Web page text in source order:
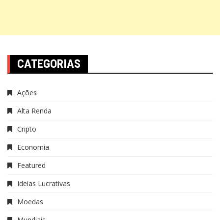
CATEGORIAS
Ações
Alta Renda
Cripto
Economia
Featured
Ideias Lucrativas
Moedas